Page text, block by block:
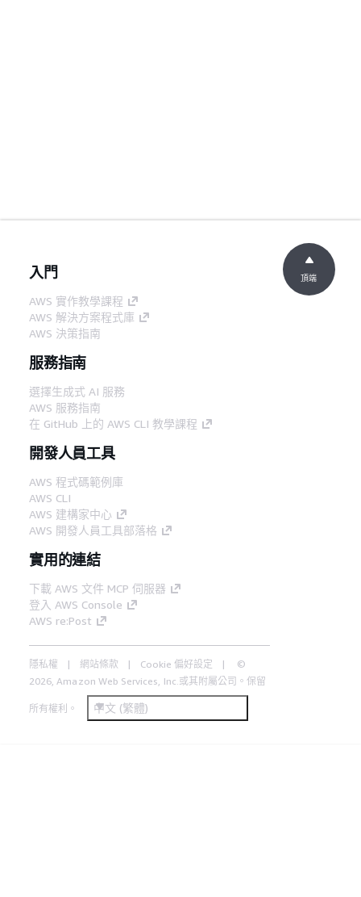
入門
AWS 實作教學課程
AWS 解決方案程式庫
AWS 決策指南
服務指南
選擇生成式 AI 服務
AWS 服務指南
在 GitHub 上的 AWS CLI 教學課程
開發人員工具
AWS 程式碼範例庫
AWS CLI
AWS 建構家中心
AWS 開發人員工具部落格
實用的連結
下載 AWS 文件 MCP 伺服器
登入 AWS Console
AWS re:Post
隱私權 網站條款 Cookie 偏好設定
©
2026, Amazon Web Services, Inc.或其附屬公司。保留
所有權利。 中文 (繁體)
頂端